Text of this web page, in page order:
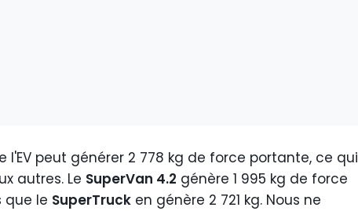
l'EV peut générer 2 778 kg de force portante, ce qui
autres. Le SuperVan 4.2 génère 1 995 kg de force
que le SuperTruck en génère 2 721 kg. Nous ne